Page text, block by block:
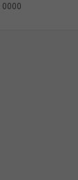
0000